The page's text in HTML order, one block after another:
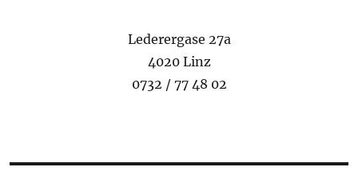
Lederergase 27a
4020 Linz
0732 / 77 48 02